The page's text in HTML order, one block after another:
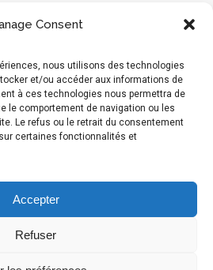
Consent
nous utilisons des technologies
et/ou accéder aux informations de
à ces technologies nous permettra de
le comportement de navigation ou les
Le refus ou le retrait du consentement
certaines fonctionnalités et
Accepter
Refuser
:
Infomaniak